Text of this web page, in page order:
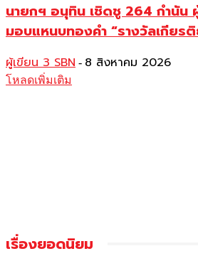
นายกฯ อนุทิน เชิดชู 264 กำนัน
มอบแหนบทองคำ “รางวัลเกียร
ผู้เขียน 3 SBN - 8 สิงหาคม 2026
โหลดเพิ่มเติม
เรื่องยอดนิยม